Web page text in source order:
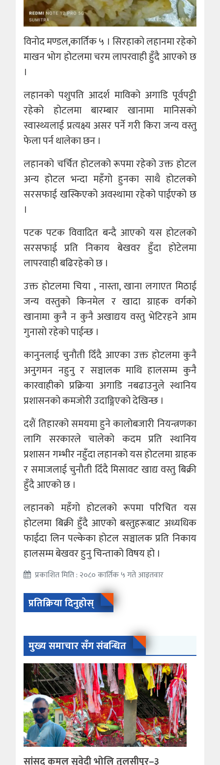
विनोद मण्डल,कार्तिक ५ । सिरहाको लहानमा रहेको
माखन भोग होटलमा चरम लापरवाही हुँदै आएको छ
।
लहानको पशुपति आदर्श माविको अगाडि पूर्वपट्टी
रहेको होटलमा बारम्बार खानामा मानिसको
स्वास्थ्यलाई प्रत्यक्ष्य असर पर्ने गरी किरा जन्य वस्तु
फेला पर्न थालेका छन ।
लहानको चर्चित होटलको रूपमा रहेको उक्त होटल
अन्य होटल भन्दा महँगो हुनका साथै होटलको
सरसफाई खस्किएको अवस्थामा रहेको पाईएको छ
।
पटक पटक विवादित बन्दै आएको यस होटलको
सरसफाई प्रति निकाय बेखवर हुँदा होटेलमा
लापरवाही बढिरहेको छ ।
उक्त होटलमा चिया , नास्ता, खाना लगाएत मिठाई
जन्य वस्तुको किनमेल र खादा ग्राहक वर्गको
खानामा कुनै न कुनै अखाद्यय वस्तु भेटिरहने आम
गुनासो रहेको पाईन्छ ।
कानुनलाई चुनौती दिँदै आएका उक्त होटलमा कुनै
अनुगमन नहुनु र सञ्चालक माथि हालसम्म कुनै
कारवाहीको प्रक्रिया अगाडि नबढाउनुले स्थानिय
प्रशासनको कमजोरी उदाङ्गिएको देखिन्छ ।
दशैं तिहारको समयमा हुने कालोबजारी नियन्त्रणका
लागि सरकारले चालेको कदम प्रति स्थानिय
प्रशासन गम्भीर नहुँदा लहानको यस होटलमा ग्राहक
र समाजलाई चुनौती दिँदै मिसावट खाद्य वस्तु बिक्री
हुँदै आएको छ ।
लहानको महँगो होटलको रूपमा परिचित यस
होटलमा बिक्री हुँदै आएको बस्तुहरूबाट अध्यधिक
फाईदा लिन पल्केका होटल सञ्चालक प्रति निकाय
हालसम्म बेखवर हुनु चिन्ताको विषय हो ।
प्रकाशित मिति : २०८० कार्तिक ५ गते आइतवार
प्रतिक्रिया दिनुहोस्
मुख्य समाचार सँग संबन्धित